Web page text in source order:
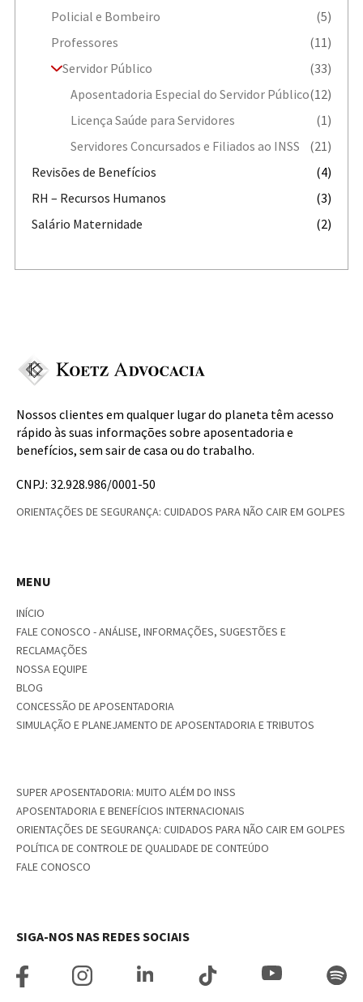
Policial e Bombeiro
(5)
Professores
(11)
Servidor Público
(33)
Aposentadoria Especial do Servidor Público(12)
Licença Saúde para Servidores
(1)
Servidores Concursados e Filiados ao INSS
(21)
Revisões de Benefícios
(4)
RH – Recursos Humanos
(3)
Salário Maternidade
(2)
Nossos clientes em qualquer lugar do planeta têm acesso
rápido às suas informações sobre aposentadoria e
benefícios, sem sair de casa ou do trabalho.
CNPJ: 32.928.986/0001-50
ORIENTAÇÕES DE SEGURANÇA: CUIDADOS PARA NÃO CAIR EM GOLPES
MENU
INÍCIO
FALE CONOSCO - ANÁLISE, INFORMAÇÕES, SUGESTÕES E
RECLAMAÇÕES
NOSSA EQUIPE
BLOG
CONCESSÃO DE APOSENTADORIA
SIMULAÇÃO E PLANEJAMENTO DE APOSENTADORIA E TRIBUTOS
SUPER APOSENTADORIA: MUITO ALÉM DO INSS
APOSENTADORIA E BENEFÍCIOS INTERNACIONAIS
ORIENTAÇÕES DE SEGURANÇA: CUIDADOS PARA NÃO CAIR EM GOLPES
POLÍTICA DE CONTROLE DE QUALIDADE DE CONTEÚDO
FALE CONOSCO
SIGA-NOS NAS REDES SOCIAIS